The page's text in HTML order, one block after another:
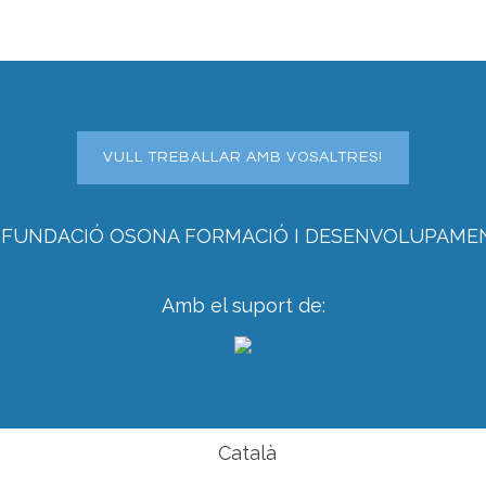
VULL TREBALLAR AMB VOSALTRES!
OSONA FORMACIÓ I
Amb el suport de:
Català